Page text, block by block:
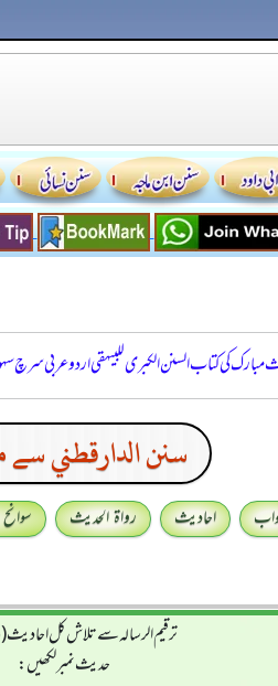
مبارک کی کتاب السنن الكبرى للبيهقي اردو عربی
سنن الدارقطني سے
احادیث رواۃ الحدیث
ترقیم الرسالہ سے تلاش کل احادیث (4836)
حدیث نمبر لکھیں: